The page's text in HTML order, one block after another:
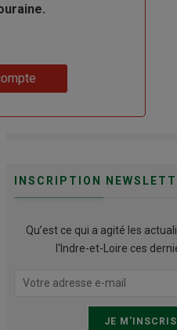
INSCRIPTION
Qu’est ce qui a agité les
l'Indre-et-Loire ces